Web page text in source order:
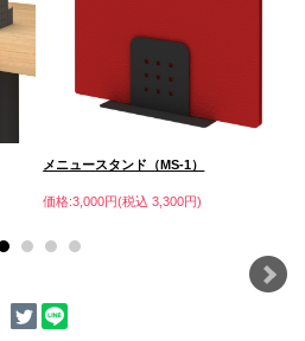
メニュースタンド（MS-1）
価格:3,000円(税込 3,300円)